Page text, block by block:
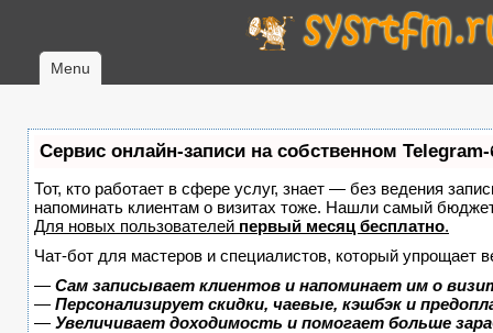
Menu
Сервис онлайн-записи на собственном Telegram-
Тот, кто работает в сфере услуг, знает — без ведения
напоминать клиентам о визитах тоже. Нашли самый
Для новых пользователей первый месяц бесплатно.
Чат-бот для мастеров и специалистов, который упрощает
— Сам записывает клиентов и напоминает им о
— Персонализирует скидки, чаевые, кэшбэк и
— Увеличивает доходимость и помогает больше